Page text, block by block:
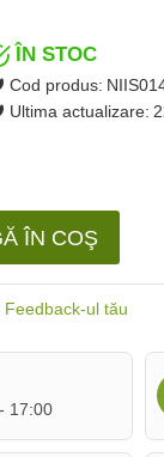
Feedback-ul tău
ÎN STOC
Cod produs:
Ultima actualizare:
ÎN COŞ
17:00